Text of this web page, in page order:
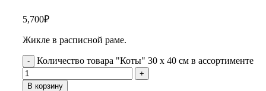
5,700₽
Жикле в расписной раме.
Количество товара "Коты" 30 х 40 см в ассортименте
В корзину